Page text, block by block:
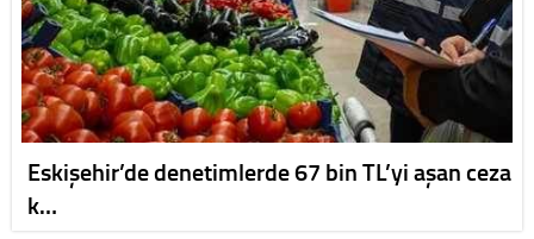
Eskişehir’de denetimlerde 67 bin TL’yi aşan ceza
k…